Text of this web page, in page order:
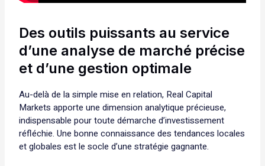
Des outils puissants au service
d’une analyse de marché précise
et d’une gestion optimale
Au-delà de la simple mise en relation, Real Capital
Markets apporte une dimension analytique précieuse,
indispensable pour toute démarche d’investissement
réfléchie. Une bonne connaissance des tendances locales
et globales est le socle d’une stratégie gagnante.